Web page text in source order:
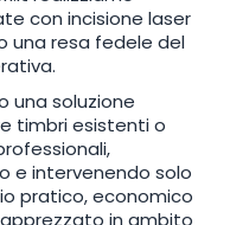
con incisione laser
una resa fedele del
una soluzione
timbri esistenti o
e intervenendo solo
pratico, economico
in ambito